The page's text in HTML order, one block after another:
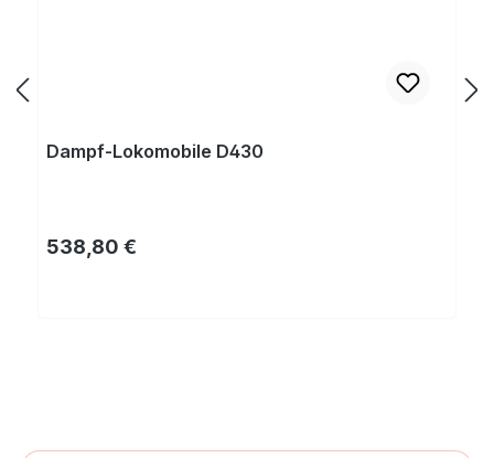
Dampf-Lokomobile D430
Regulärer Preis:
538,80 €